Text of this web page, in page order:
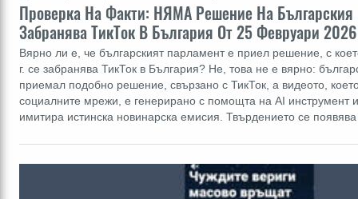
Проверка На Факти: НЯМА Решение На Българския
Забранява ТикТок В България От 25 Февруари 2026
Вярно ли е, че българският парламент е приел решение, с
г. се забранява ТикТок в България? Не, това не е вярно:
приемал подобно решение, свързано с ТикТок, а видеото,
социалните мрежи, е генерирано с помощта на AI инструмент
имитира истинска новинарска емисия. Твърдението се